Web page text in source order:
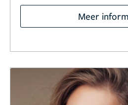
Meer